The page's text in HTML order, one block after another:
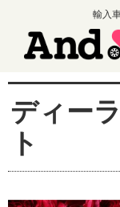
輸入
ディー
ト